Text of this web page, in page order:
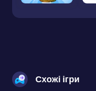
Схожі ігри